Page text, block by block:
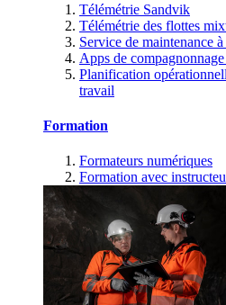
Télémétrie Sandvik
Télémétrie des flottes
Service de maintenance
Apps de
Planification
travail
Formation
Formateurs numériques
Formation avec